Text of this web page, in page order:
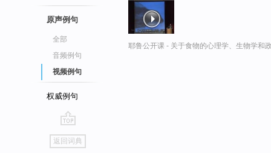
原声例句
全部
音频例句
视频例句
权威例句
go
top
返回词典
耶鲁公开课 - 关于食物的心理学、生物学和